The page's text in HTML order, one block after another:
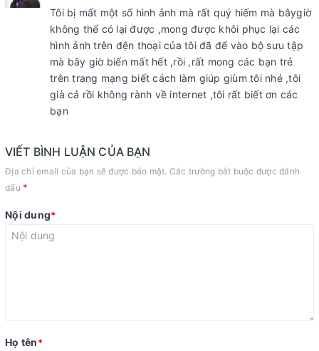
Tôi bị mất một số hình ảnh mà rất quý hiếm mà bâygiờ
không thể có lại được ,mong được khôi phục lại các
hình ảnh trên đện thoại của tôi đã để vào bộ sưu tập
mà bây giờ biến mất hết ,rồi ,rất mong các bạn trẻ
trên trang mạng biết cách làm giúp giùm tôi nhé ,tôi
già cả rồi không rành về internet ,tôi rất biết ơn các
bạn
VIẾT BÌNH LUẬN CỦA BẠN
Địa chỉ email của bạn sẽ được bảo mật. Các trường bắt buộc được đánh
dấu *
Nội dung*
Họ tên*